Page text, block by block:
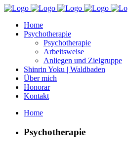
Home
Psychotherapie
Psychotherapie
Arbeitsweise
Anliegen und Zielgruppe
Shinrin Yoku | Waldbaden
Über mich
Honorar
Kontakt
Home
Psychotherapie